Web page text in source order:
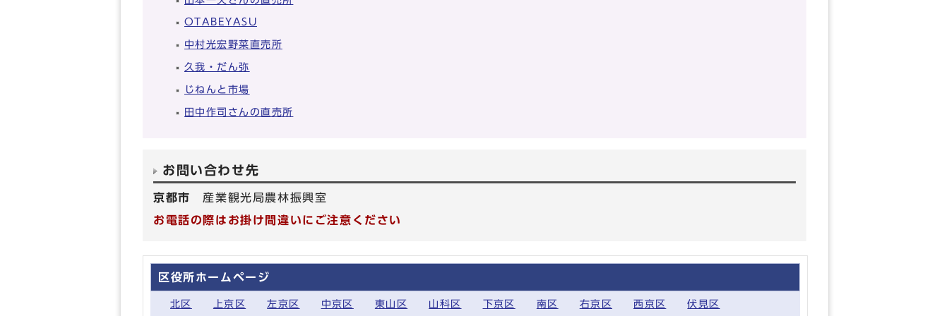
OTABEYASU
中村光宏野菜直売所
久我・だん弥
じねんと市場
田中作司さんの直売所
お問い合わせ先
京都市 産業観光局農林振興室
お電話の際はお掛け間違いにご注意ください
区役所ホームページ
北区 上京区 左京区 中京区 東山区 山科区 下京区 南区 右京区 西京区 伏見区